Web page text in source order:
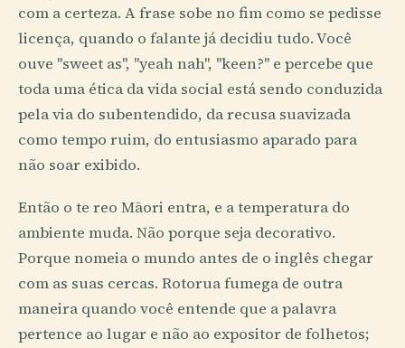
com a certeza. A frase sobe no fim como se pedisse
licença, quando o falante já decidiu tudo. Você
ouve "sweet as", "yeah nah", "keen?" e percebe que
toda uma ética da vida social está sendo conduzida
pela via do subentendido, da recusa suavizada
como tempo ruim, do entusiasmo aparado para
não soar exibido.
Então o te reo Māori entra, e a temperatura do
ambiente muda. Não porque seja decorativo.
Porque nomeia o mundo antes de o inglês chegar
com as suas cercas. Rotorua fumega de outra
maneira quando você entende que a palavra
pertence ao lugar e não ao expositor de folhetos;